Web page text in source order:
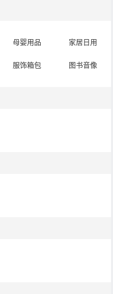
母婴用品 家居日用
服饰箱包 图书音像